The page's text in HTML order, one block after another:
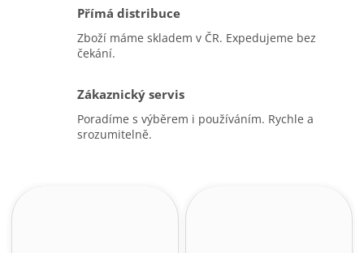
Přímá distribuce
Zboží máme skladem v ČR. Expedujeme bez
čekání.
Zákaznický servis
Poradíme s výběrem i používáním. Rychle a
srozumitelně.